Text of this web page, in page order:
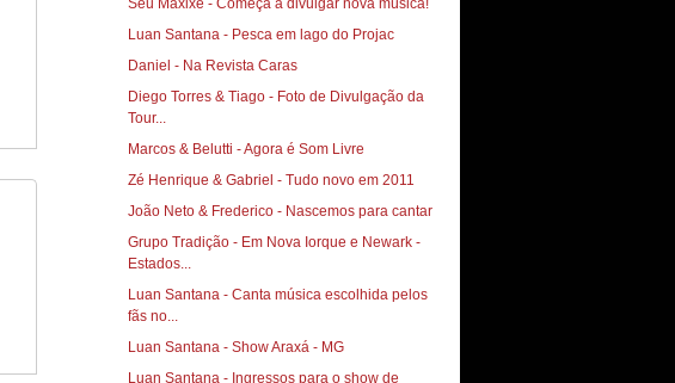
Seu Maxixe - Começa a divulgar nova música!
Luan Santana - Pesca em lago do Projac
Daniel - Na Revista Caras
Diego Torres & Tiago‏ - Foto de Divulgação da
Tour...
Marcos & Belutti - Agora é Som Livre
Zé Henrique & Gabriel - Tudo novo em 2011
João Neto & Frederico - Nascemos para cantar
Grupo Tradição - Em Nova Iorque e Newark -
Estados...
Luan Santana - Canta música escolhida pelos
fãs no...
Luan Santana - Show Araxá - MG
Luan Santana - Ingressos para o show de